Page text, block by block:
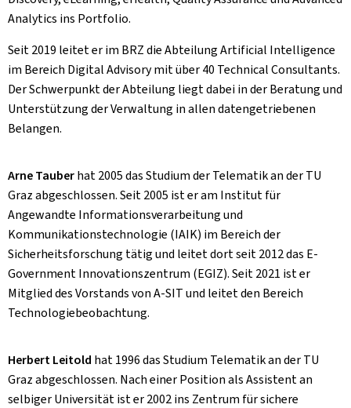
Analytics ins Portfolio.
Seit 2019 leitet er im BRZ die Abteilung Artificial Intelligence
im Bereich Digital Advisory mit über 40 Technical Consultants.
Der Schwerpunkt der Abteilung liegt dabei in der Beratung und
Unterstützung der Verwaltung in allen datengetriebenen
Belangen.
Arne Tauberhat 2005 das Studium der Telematik an der TU
Graz abgeschlossen. Seit 2005 ist er am Institut für
Angewandte Informationsverarbeitung und
Kommunikationstechnologie (IAIK) im Bereich der
Sicherheitsforschung tätig und leitet dort seit 2012 das E-
Government Innovationszentrum (EGIZ). Seit 2021 ist er
Mitglied des Vorstands von A-SIT und leitet den Bereich
Technologiebeobachtung.
Herbert Leitold hat 1996 das Studium Telematik an der TU
Graz abgeschlossen. Nach einer Position als Assistent an
selbiger Universität ist er 2002 ins Zentrum für sichere